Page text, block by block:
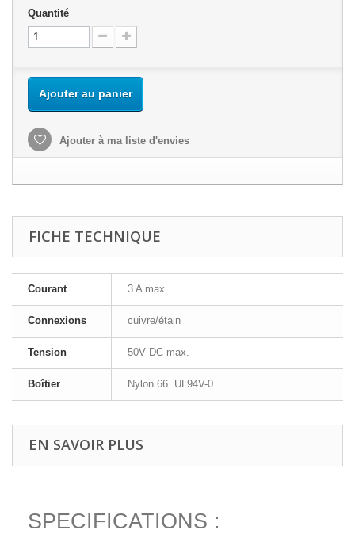
Quantité
Ajouter au panier
Ajouter à ma liste d'envies
FICHE TECHNIQUE
Courant 3 A max.
Connexions cuivre/étain
Tension 50V DC max.
Boîtier Nylon 66. UL94V-0
EN SAVOIR PLUS
SPECIFICATIONS :